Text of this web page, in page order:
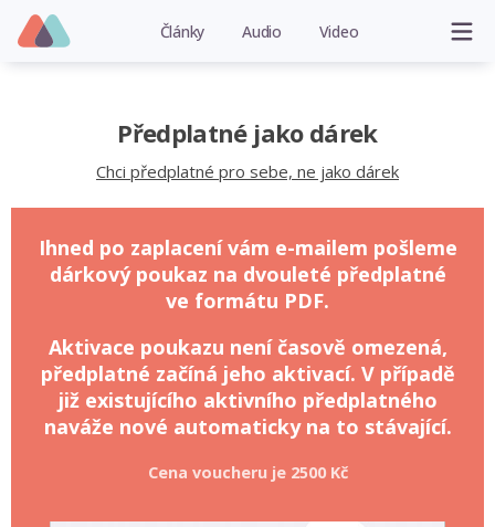
Články Audio Video
Předplatné jako dárek
Chci předplatné pro sebe, ne jako dárek
Ihned po zaplacení vám e-mailem pošleme
dárkový poukaz na dvouleté předplatné
ve formátu PDF.
Aktivace poukazu není časově omezená,
předplatné začíná jeho aktivací. V případě
již existujícího aktivního předplatného
naváže nové automaticky na to stávající.
Cena voucheru je 2500 Kč